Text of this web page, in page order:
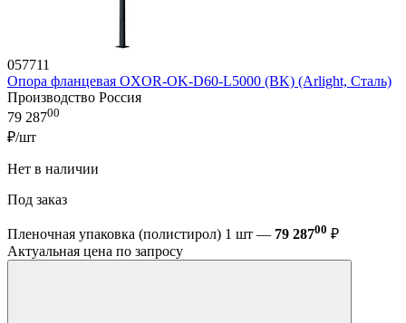
057711
Опора фланцевая OXOR-OK-D60-L5000 (BK) (Arlight, Сталь)
Производство Россия
79 28700
₽/шт
Нет в наличии
Под заказ
Пленочная упаковка (полистирол) 1 шт — 79 28700 ₽
Актуальная цена по запросу